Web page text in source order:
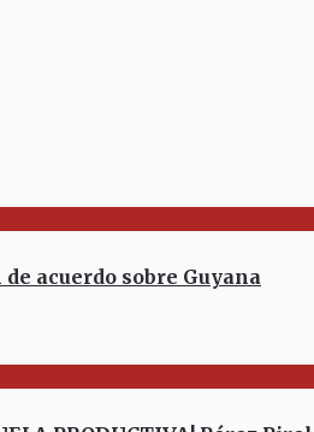
de acuerdo sobre Guyana